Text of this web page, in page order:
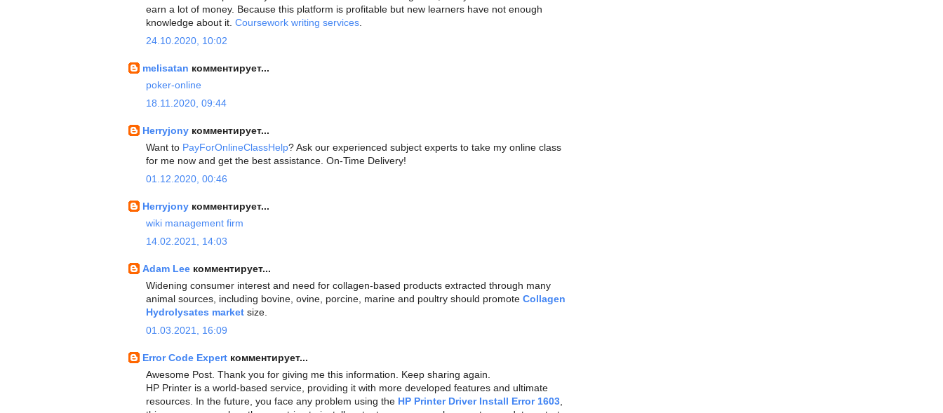
earn a lot of money. Because this platform is profitable but new learners have not enough
knowledge about it. Coursework writing services
24.10.2020, 10:02
melisatan комментирует...
poker-online
18.11.2020, 09:44
Herryjony комментирует...
Want to PayForOnlineClassHelp? Ask our experienced subject experts to take my online class
for me now and get the best assistance. On-Time Delivery!
01.12.2020, 00:46
Herryjony комментирует...
wiki management firm
14.02.2021, 14:03
Adam Lee комментирует...
Widening consumer interest and need for collagen-based products extracted through many
animal sources, including bovine, ovine, porcine, marine and poultry should promote Collagen
Hydrolysates market size.
01.03.2021, 16:09
Error Code Expert комментирует...
Awesome Post. Thank you for giving me this information. Keep sharing again.
HP Printer is a world-based service, providing it with more developed features and ultimate
resources. In the future, you face any problem using the HP Printer Driver Install Error 1603